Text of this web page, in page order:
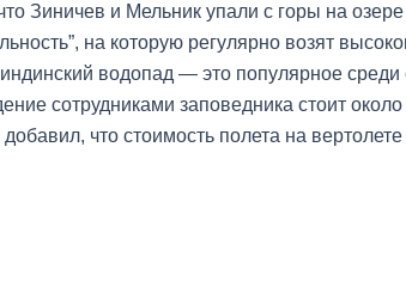
Зиничев и Мельник упали с горы на
на которую регулярно возят
водопад — это популярное среди
сотрудниками заповедника стоит
что стоимость полета на